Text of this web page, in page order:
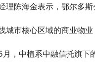
理陈海金表示，鄂尔多
城市核心区域的商业物
，中植系中融信托旗下